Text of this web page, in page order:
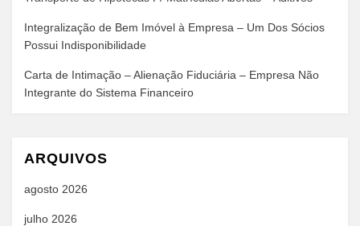
Integralização de Bem Imóvel à Empresa – Um Dos Sócios
Possui Indisponibilidade
Carta de Intimação – Alienação Fiduciária – Empresa Não
Integrante do Sistema Financeiro
ARQUIVOS
agosto 2026
julho 2026